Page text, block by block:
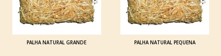
PALHA NATURAL GRANDE PALHA NATURAL PEQUENA